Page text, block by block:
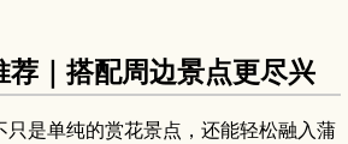
荐｜搭配周边景点更尽兴
只是单纯的赏花景点，还能轻松融入蒲